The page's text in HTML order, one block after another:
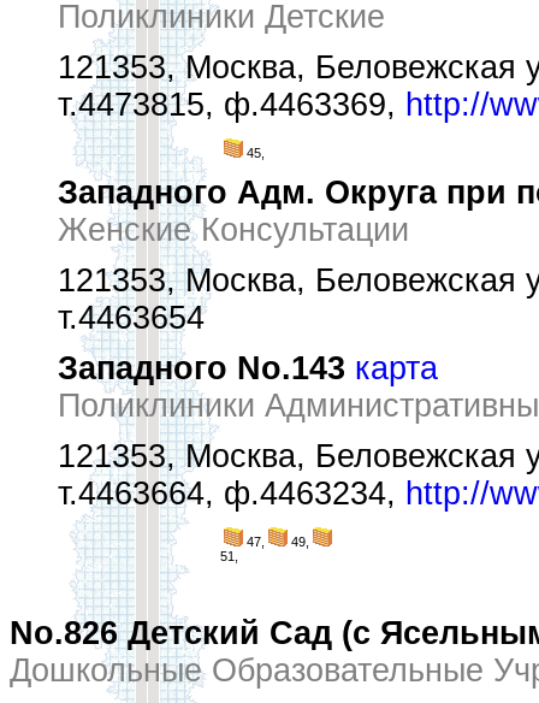
Поликлиники Детские
121353, Москва, Беловежская
т.4473815, ф.4463369, http://
45,
Западного Адм. Округа при
Женские Консультации
121353, Москва, Беловежская
т.4463654
Западного No.143 карта
Поликлиники
121353, Москва, Беловежская
т.4463664, ф.4463234, http://
47,
49,
51,
No.826 Детский Сад (с
Дошкольные Образовательные